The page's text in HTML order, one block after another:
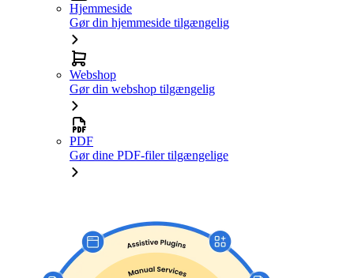
Hjemmeside
Gør din hjemmeside tilgængelig
Webshop
Gør din webshop tilgængelig
PDF
Gør dine PDF-filer tilgængelige